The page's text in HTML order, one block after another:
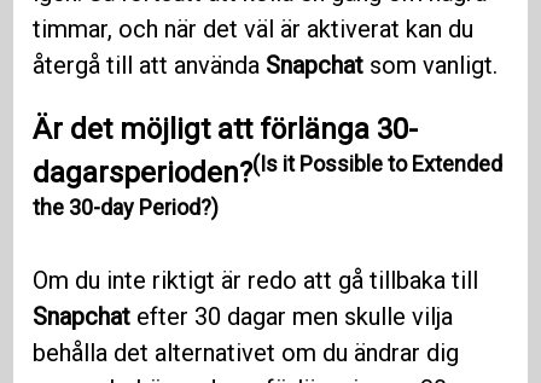
timmar, och när det väl är aktiverat kan du
återgå till att använda Snapchat som vanligt.
Är det möjligt att förlänga 30-
dagarsperioden?(Is it Possible to Extended
the 30-day Period?)
Om du inte riktigt är redo att gå tillbaka till
Snapchat efter 30 dagar men skulle vilja
behålla det alternativet om du ändrar dig